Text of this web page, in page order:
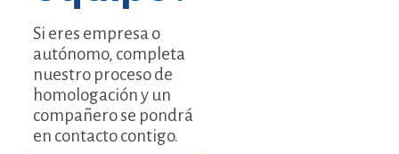
Si eres empresa o
autónomo, completa
nuestro proceso de
homologación y un
compañero se pondrá
en contacto contigo.